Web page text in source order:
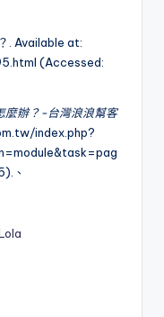
. Available at:
(Accessed:
麼辦？-台灣浪浪幫客
index.php?
、